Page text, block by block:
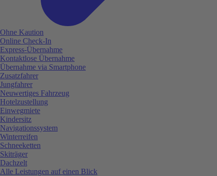
Ohne Kaution
Online Check-In
Express-Übernahme
Kontaktlose Übernahme
Übernahme via Smartphone
Zusatzfahrer
Jungfahrer
Neuwertiges Fahrzeug
Hotelzustellung
Einwegmiete
Kindersitz
Navigationssystem
Winterreifen
Schneeketten
Skiträger
Dachzelt
Alle Leistungen auf einen Blick